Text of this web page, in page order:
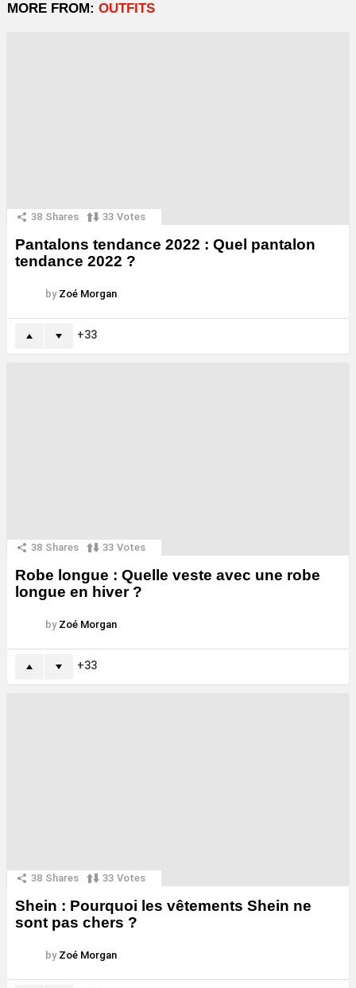
MORE FROM: OUTFITS
38 Shares 33 Votes
Pantalons tendance 2022 : Quel pantalon
tendance 2022 ?
by Zoé Morgan
33
38 Shares 33 Votes
Robe longue : Quelle veste avec une robe
longue en hiver ?
by Zoé Morgan
33
38 Shares 33 Votes
Shein : Pourquoi les vêtements Shein ne
sont pas chers ?
by Zoé Morgan